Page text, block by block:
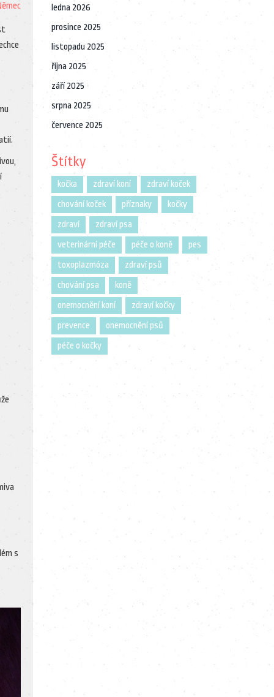
s
ledna 2026
prosince 2025
listopadu 2025
října 2025
září 2025
srpna 2025
července 2025
Štítky
kočka zdraví koní
zdraví koček
chování koček
příznaky
kočky
zdraví
zdraví psa
veterinární péče
péče o koně
pes
toxoplazmóza
zdraví psů
chování psa
koně
onemocnění koní
zdraví kočky
prevence
onemocnění psů
péče o kočky